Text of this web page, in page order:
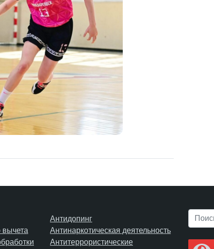
вычета
Антидопинг
Антинаркотическая деятельность
Антитеррористические
Поиск